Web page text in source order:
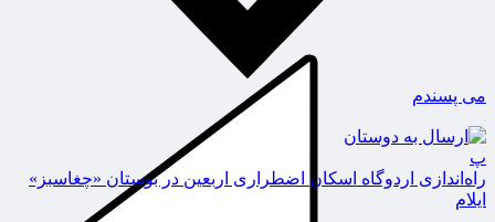
می پسندم
پ
راه‌اندازی اردوگاه اسکان اضطراری اربعین در بوستان «چغاسبز»
ایلام